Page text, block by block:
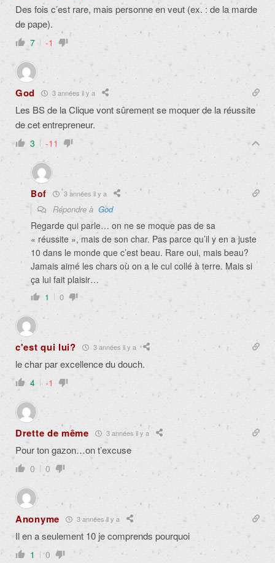
Des fois c’est rare, mais personne en veut (ex. : de la marde
de pape).
7 -1
God 3 années il y a
Les BS de la Clique vont sûrement se moquer de la réussite
de cet entrepreneur.
3 -11
Bof 3 années il y a
Répondre à God
Regarde qui parle… on ne se moque pas de sa
« réussite », mais de son char. Pas parce qu’il y en a juste
10 dans le monde que c’est beau. Rare oui, mais beau?
Jamais aimé les chars où on a le cul collé à terre. Mais si
ça lui fait plaisir…
1 0
c'est qui lui? 3 années il y a
le char par excellence du douch.
4 -1
Drette de même 3 années il y a
Pour ton gazon…on t’excuse
0 0
Anonyme 3 années il y a
Il en a seulement 10 je comprends pourquoi
1 0